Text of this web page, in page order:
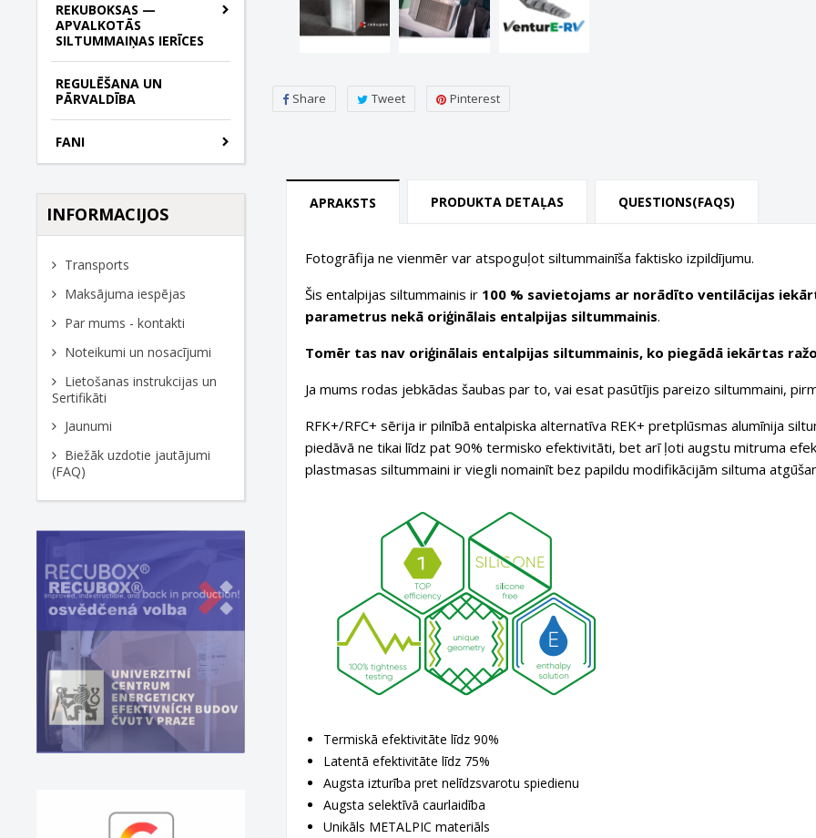
REKUBOKSAS —
APVALKOTĀS
SILTUMMAIŅAS IERĪCES
REGULĒŠANA UN
PĀRVALDĪBA
FANI
INFORMACIJOS
Transports
Maksājuma iespējas
Par mums - kontakti
Noteikumi un nosacījumi
Lietošanas instrukcijas un
Sertifikāti
Jaunumi
Biežāk uzdotie jautājumi
(FAQ)
Share Tweet Pinterest
APRAKSTS PRODUKTA DETAĻAS QUESTIONS(FAQS)
Fotogrāfija ne vienmēr var atspoguļot siltummainīša faktisko izpildījumu.
Šis entalpijas siltummainis ir 100 % savietojams ar norādīto ventilācijas
parametrus nekā oriģinālais entalpijas siltummainis.
Tomēr tas nav oriģinālais entalpijas siltummainis, ko piegādā iekārtas
Ja mums rodas jebkādas šaubas par to, vai esat pasūtījis pareizo siltummaini,
RFK+/RFC+ sērija ir pilnībā entalpiska alternatīva REK+ pretplūsmas alumīnija
piedāvā ne tikai līdz pat 90% termisko efektivitāti, bet arī ļoti augstu mitruma
plastmasas siltummaini ir viegli nomainīt bez papildu modifikācijām siltuma
Termiskā efektivitāte līdz 90%
Latentā efektivitāte līdz 75%
Augsta izturība pret nelīdzsvarotu spiedienu
Augsta selektīvā caurlaidība
Unikāls METALPIC materiāls